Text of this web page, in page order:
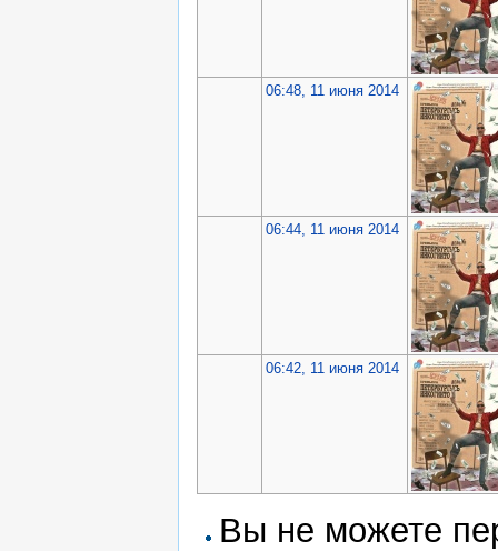
06:48, 11 июня 2014
06:44, 11 июня 2014
06:42, 11 июня 2014
Вы не можете